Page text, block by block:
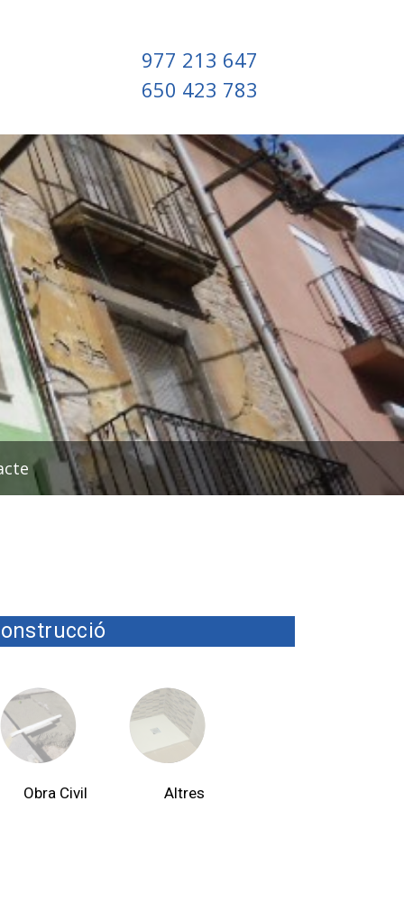
977 213 647
650 423 783
Obra Civil Altres